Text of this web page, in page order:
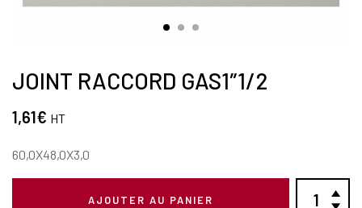
JOINT RACCORD GAS1″1/2
1,61€ HT
60,0X48,0X3,0
AJOUTER AU PANIER